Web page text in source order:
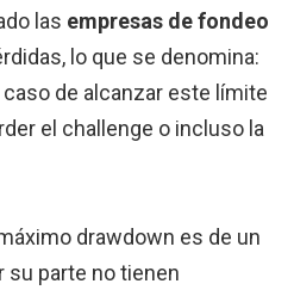
las empresas de fondeo
lo que se denomina:
caso de alcanzar este límite
el challenge o incluso la
drawdown es de un
su parte no tienen